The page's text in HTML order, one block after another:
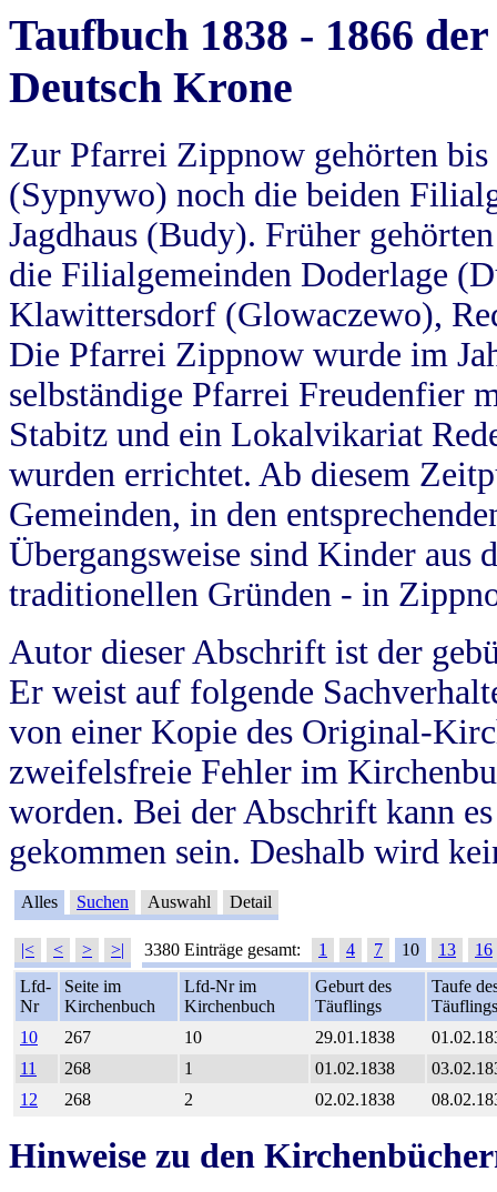
Taufbuch 1838 - 1866
Deutsch Krone
Zur Pfarrei Zippnow gehörten
(Sypnywo) noch die beiden
Jagdhaus (Budy). Früher
die Filialgemeinden Doderlage
Klawittersdorf (Glowaczewo),
Die Pfarrei Zippnow wurde im
selbständige Pfarrei Freudenfier
Stabitz und ein Lokalvikariat
wurden errichtet. Ab diesem
Gemeinden, in den
Übergangsweise sind Kinder aus
traditionellen Gründen - in
Autor dieser Abschrift ist der
Er weist auf folgende
von einer Kopie des Original-
zweifelsfreie Fehler im
worden. Bei der Abschrift kann
gekommen sein. Deshalb wird
Alles Suchen Auswahl Detail
|< < > >| 3380 Einträge gesamt: 1 4 7 10 13
16
Lfd-
Nr
Seite im
Kirchenbuch
Lfd-Nr im
Kirchenbuch
Geburt des
Täuflings
Taufe
Täuflings
10
267 10 29.01.1838
11
268 1 01.02.1838
12
268 2 02.02.1838
Hinweise zu den